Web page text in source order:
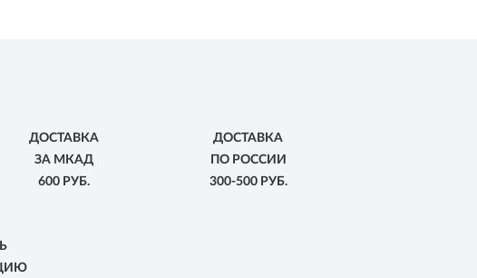
ДОСТАВКА
ЗА МКАД
600 РУБ.
ДОСТАВКА
ПО РОССИИ
300-500 РУБ.